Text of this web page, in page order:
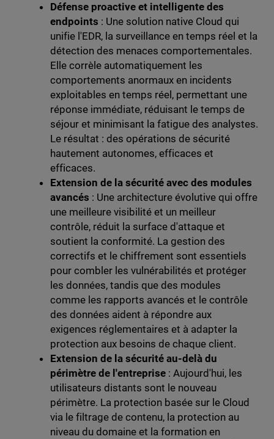
Défense proactive et intelligente des
endpoints : Une solution native Cloud qui
unifie l'EDR, la surveillance en temps réel et la
détection des menaces comportementales.
Elle corrèle automatiquement les
comportements anormaux en incidents
exploitables en temps réel, permettant une
réponse immédiate, réduisant le temps de
séjour et minimisant la fatigue des analystes.
Le résultat : des opérations de sécurité
hautement autonomes, efficaces et
efficaces.
Extension de la sécurité avec des modules
avancés : Une architecture évolutive qui offre
une meilleure visibilité et un meilleur
contrôle, réduit la surface d'attaque et
soutient la conformité. La gestion des
correctifs et le chiffrement sont essentiels
pour combler les vulnérabilités et protéger
les données, tandis que des modules
comme les rapports avancés et le contrôle
des données aident à répondre aux
exigences réglementaires et à adapter la
protection aux besoins de chaque client.
Extension de la sécurité au-delà du
périmètre de l'entreprise: Aujourd'hui, les
utilisateurs distants sont le nouveau
périmètre. La protection basée sur le Cloud
via le filtrage de contenu, la protection au
niveau du domaine et la formation en